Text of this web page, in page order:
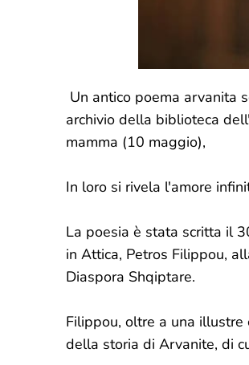
Un antico poema arvanita
archivio della biblioteca
mamma (10 maggio),
In loro si rivela l'amore
La poesia è stata scritta il
in Attica, Petros Filippou,
Diaspora Shqiptare.
Filippou, oltre a una illustre
della storia di Arvanite, di